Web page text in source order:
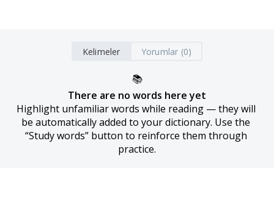
Kelimeler Yorumlar (0)
📚
There are no words here yet
Highlight unfamiliar words while reading — they will
be automatically added to your dictionary. Use the
“Study words” button to reinforce them through
practice.